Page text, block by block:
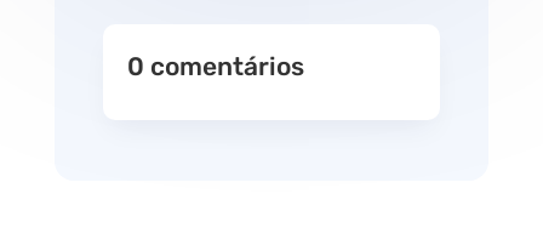
0 comentários